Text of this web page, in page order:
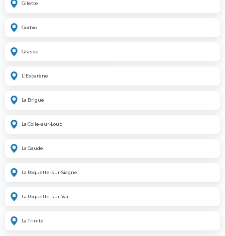
Gilette
Gorbio
Grasse
L'Escarène
La Brigue
La Colle-sur-Loup
La Gaude
La Roquette-sur-Siagne
La Roquette-sur-Var
La Trinité